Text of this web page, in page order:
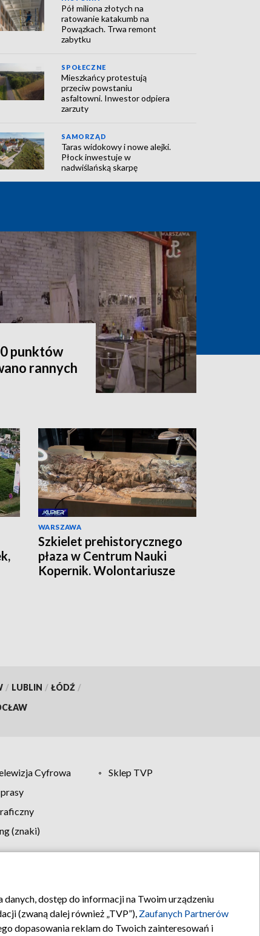
Pół miliona złotych na
ratowanie katakumb na
Powązkach. Trwa remont
zabytku
SPOŁECZNE
Mieszkańcy protestują
przeciw powstaniu
asfaltowni. Inwestor odpiera
zarzuty
SAMORZĄD
Taras widokowy i nowe alejki.
Płock inwestuje w
nadwiślańską skarpę
punktów
rannych
WARSZAWA
Szkielet prehistorycznego
płaza w Centrum Nauki
Kopernik. Wolontariusze
/ LUBLIN / ŁÓDŹ /
Cyfrowa
Sklep TVP
(znaki)
Kontakt
dostęp do informacji na Twoim urządzeniu
(zwaną dalej również „TVP”), Zaufanych Partnerów
dopasowania reklam do Twoich zainteresowań i